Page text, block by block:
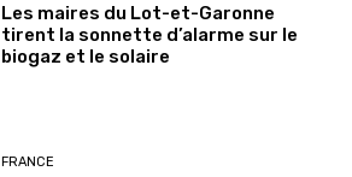
Les maires du Lot-et-Garonne
tirent la sonnette d’alarme sur le
biogaz et le solaire
FRANCE